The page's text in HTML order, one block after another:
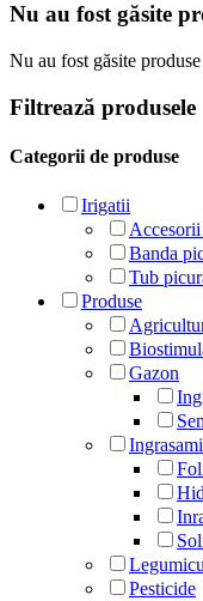
Nu au fost găsite
Nu au fost găsite
Filtrează produsele
Categorii de produse
Irigatii
Banda
Tub
Produse
Gazon
Pesticide